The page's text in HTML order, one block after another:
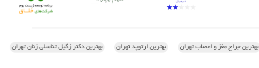
بهترین جراح مغز و اعصاب تهران بهترین ارتوپد تهران بهترین دکتر زگیل تناسلی زنان تهران